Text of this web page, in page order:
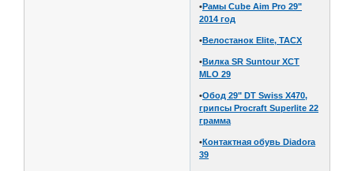
•Рамы Cube Aim Pro 29"
2014 год
•Велостанок Elite, TACX
•Вилка SR Suntour XCT
MLO 29
•Обод 29" DT Swiss X470,
грипсы Procraft Superlite 22
грамма
•Контактная обувь Diadora
39